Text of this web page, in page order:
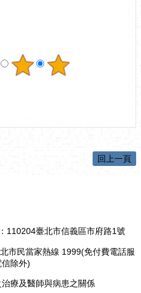
回上一頁
110204臺北市信義區市府路1號
市民當家熱線 1999(免付費電話服
除外)
療及醫師與病患之關係